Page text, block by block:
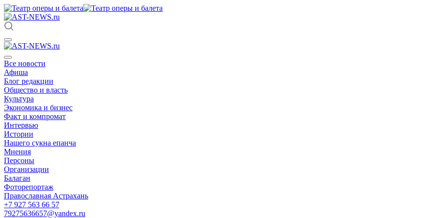
Все новости
Афиша
Блог редакции
Общество и власть
Культура
Экономика и бизнес
Факт и компромат
Интервью
Истории
Нашего сукна епанча
Мнения
Персоны
Организации
Балаган
Фоторепортаж
Православная Астрахань
+7 927 563 66 57
79275636657@yandex.ru